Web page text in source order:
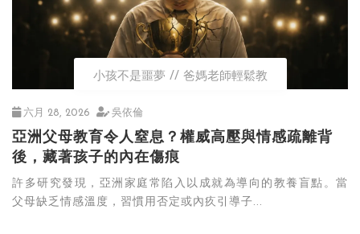
小孩不是噩夢 爸媽老師輕鬆教
六月 28, 2026 吳依倫
亞洲父母教育令人窒息？權威高壓與情感疏離背
後，藏著孩子的內在傷痕
許多研究發現，亞洲家庭常陷入以成就為導向的教養盲點。當
父母缺乏情感溫度，習慣用否定或內疚引導子...